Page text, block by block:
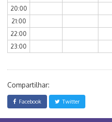
20:00
21:00
22:00
23:00
Compartilhar:
Facebook Twitter